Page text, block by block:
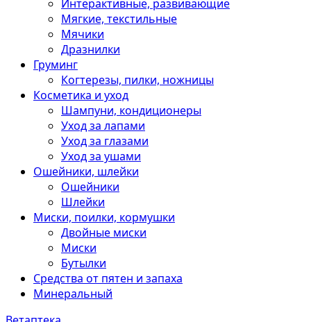
Интерактивные, развивающие
Мягкие, текстильные
Мячики
Дразнилки
Груминг
Когтерезы, пилки, ножницы
Косметика и уход
Шампуни, кондиционеры
Уход за лапами
Уход за глазами
Уход за ушами
Ошейники, шлейки
Ошейники
Шлейки
Миски, поилки, кормушки
Двойные миски
Миски
Бутылки
Средства от пятен и запаха
Минеральный